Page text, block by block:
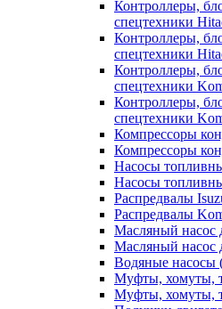
Контроллеры,
спецтехники
Контроллеры,
спецтехники
Контроллеры,
спецтехники
Контроллеры,
спецтехники
Компрессоры
Компрессоры
Насосы
Насосы
Распредвалы
Распредвалы
Масляный насос
Масляный насос
Водяные насосы
Муфты, хомуты,
Муфты, хомуты,